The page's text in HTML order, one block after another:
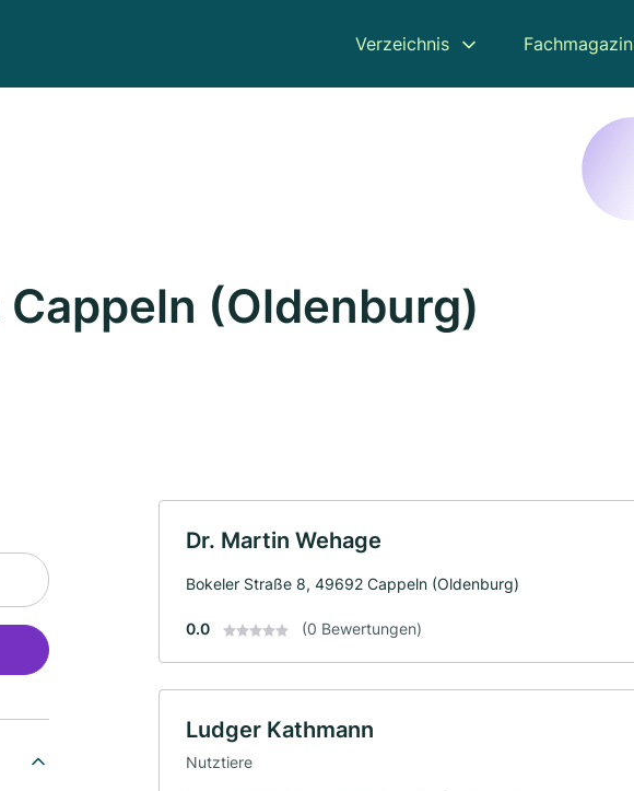
Verzeichnis Fachmagazin
(Oldenburg)
Dr. Martin Wehage
Bokeler Straße 8, 49692 Cappeln (Oldenburg)
0.0 (0 Bewertungen)
Ludger Kathmann
Nutztiere